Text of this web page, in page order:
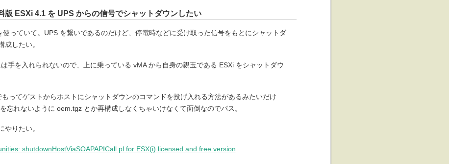
版 ESXi 4.1 を UPS からの信号でシャットダウンしたい
使っていて。UPS を繋いであるのだけど、停電時などに受け取った信号をもとにシャットダ
成したい。
手を入れられないので、上に乗っている vMA から自身の親玉である ESXi をシャットダウ
もってゲストからホストにシャットダウンのコマンドを投げ入れる方法があるみたいだけ
忘れないように oem.tgz とか再構成しなくちゃいけなくて面倒なのでパス。
やりたい。
shutdownHostViaSOAPAPICall.pl for ESX(i) licensed and free version